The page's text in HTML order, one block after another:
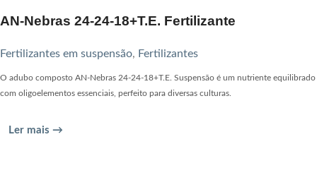
AN-Nebras 24-24-18+T.E. Fertilizante
Fertilizantes em suspensão, Fertilizantes
O adubo composto AN-Nebras 24-24-18+T.E. Suspensão é um nutriente equilibrado
com oligoelementos essenciais, perfeito para diversas culturas.
Ler mais →